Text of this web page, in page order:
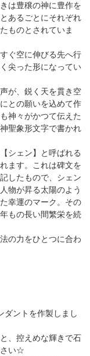
は豊穣の神に豊作を
あるごとにそれぞれ
ものとされていま
ぐ空に伸びる先へ行
尖った形になってい
が、鋭く天を貫き空
との願いを込めて作
神々がかつて伝えた
聖象形文字で書かれ
シェン】と呼ばれる
ます。これは碑文を
したもので、シェン
物が昇る太陽のよう
幸運のマーク。その
もの長い間繁栄を続
の力をひとつに合わ
ダントを作製しまし
、控えめな輝きで石
さい☆